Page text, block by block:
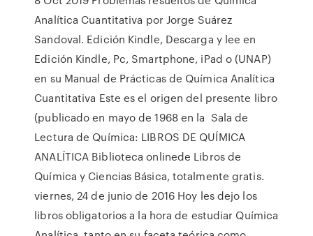
Analítica Cuantitativa por Jorge Suárez
Sandoval. Edición Kindle, Descarga y lee en
Edición Kindle, Pc, Smartphone, iPad o (UNAP)
en su Manual de Prácticas de Química Analítica
Cuantitativa Este es el origen del presente libro
(publicado en mayo de 1968 en la Sala de
Lectura de Química: LIBROS DE QUÍMICA
ANALÍTICA Biblioteca onlinede Libros de
Química y Ciencias Básica, totalmente gratis.
viernes, 24 de junio de 2016 Hoy les dejo los
libros obligatorios a la hora de estudiar Química